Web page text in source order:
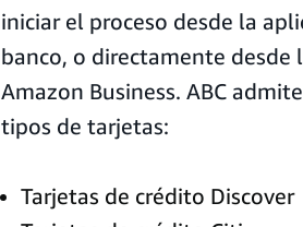
iniciar el proceso desde la
banco, o directamente desde
Amazon Business. ABC
tipos de tarjetas:
Tarjetas de crédito Discover